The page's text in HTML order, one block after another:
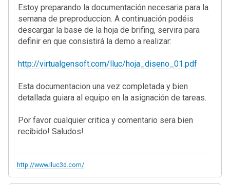
Estoy preparando la documentación necesaria para la
semana de preproduccion. A continuación podéis
descargar la base de la hoja de brifing, servira para
definir en que consistirá la demo a realizar:
http://virtualgensoft.com/lluc/hoja_diseno_01.pdf
Esta documentacion una vez completada y bien
detallada guiara al equipo en la asignación de tareas.
Por favor cualquier critica y comentario sera bien
recibido! Saludos!
http://www.lluc3d.com/